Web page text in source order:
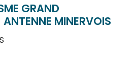
GRAND
MINERVOIS